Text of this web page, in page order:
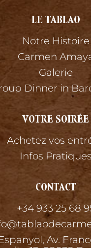
LE TABLAO
Notre Histoire
Carmen
Galerie
Dinner in
VOTRE SOIRÉE
Achetez vos
Infos Pratiques
CONTACT
+34 933 25 68
Av.